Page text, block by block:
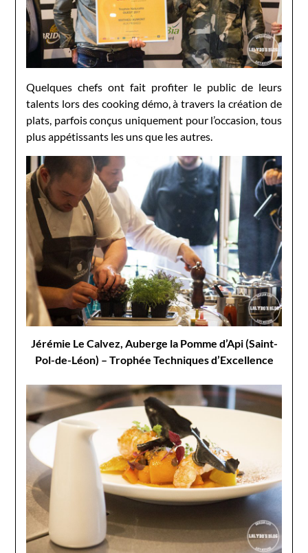
Quelques chefs ont fait profiter le public de leurs
talents lors des cooking démo, à travers la création de
plats, parfois conçus uniquement pour l’occasion, tous
plus appétissants les uns que les autres.
Jérémie Le Calvez, Auberge la Pomme d’Api (Saint-
Pol-de-Léon) – Trophée Techniques d’Excellence